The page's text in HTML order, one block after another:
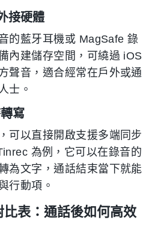
接硬體
的藍牙耳機或 MagSafe 錄
內建儲存空間，可繞過 iOS
聲音，適合經常在戶外或通
士。
寫
可以直接開啟支援多端同步
為例，它可以在錄音的
為文字，通話結束當下就能
行動項。
表：通話後如何高效